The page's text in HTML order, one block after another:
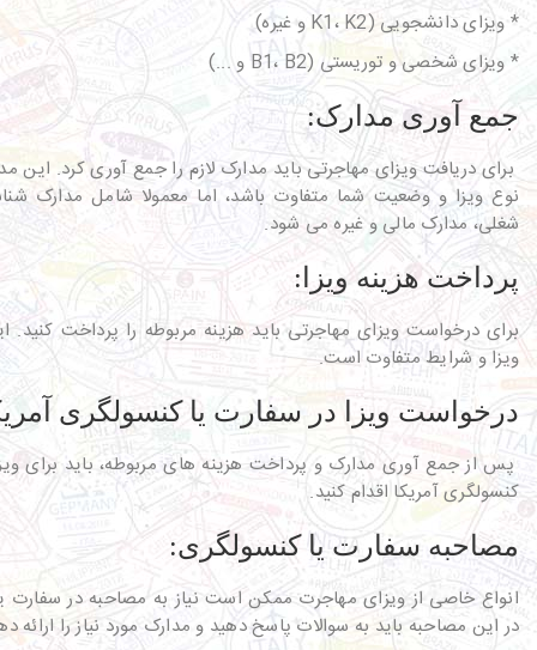
* ویزای دانشجویی (K1، K2 و غیره)
* ویزای شخصی و توریستی (B1، B2 و ...)
جمع آوری مدارک:
برای دریافت ویزای مهاجرتی باید مدارک لازم را جمع آوری کرد.
نوع ویزا و وضعیت شما متفاوت باشد، اما معمولا شامل مدارک
شغلی، مدارک مالی و غیره می شود.
پرداخت هزینه ویزا:
برای درخواست ویزای مهاجرتی باید هزینه مربوطه را پرداخت کنید.
ویزا و شرایط متفاوت است.
درخواست ویزا در سفارت یا کنسولگری
پس از جمع آوری مدارک و پرداخت هزینه های مربوطه، باید برای
کنسولگری آمریکا اقدام کنید.
مصاحبه سفارت یا کنسولگری:
انواع خاصی از ویزای مهاجرت ممکن است نیاز به مصاحبه در سفارت
در این مصاحبه باید به سوالات پاسخ دهید و مدارک مورد نیاز را ارائه